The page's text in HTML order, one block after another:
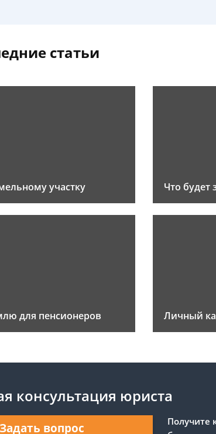
статьи
участку Что будет
для пенсионеров Личный
консультация юриста
Задать вопрос
Получите